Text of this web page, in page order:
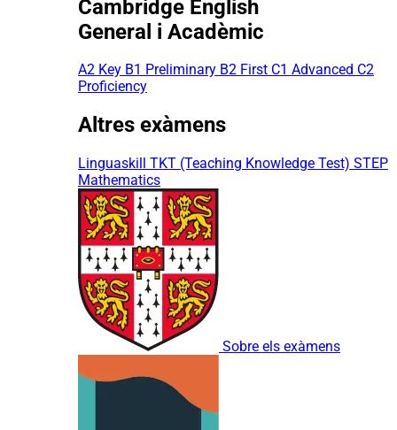
Cambridge English
General i Acadèmic
A2 Key B1 Preliminary B2 First C1 Advanced C2
Proficiency
Altres exàmens
Linguaskill TKT (Teaching Knowledge Test) STEP
Mathematics
Sobre els exàmens